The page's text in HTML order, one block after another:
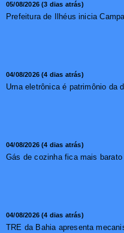
05/08/2026 (3 dias atrás)
04/08/2026 (4 dias atrás)
04/08/2026 (4 dias atrás)
04/08/2026 (4 dias atrás)